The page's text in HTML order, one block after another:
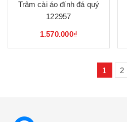
Trâm cài áo đính đá quý
122957
1.570.000₫
1 2